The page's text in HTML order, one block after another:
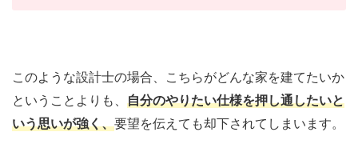
このような設計士の場合、こちらがどんな家を建てたいか
ということよりも、 自分のやりたい仕様を押し通したいと
いう思いが強く、要望を伝えても却下されてしまいます。